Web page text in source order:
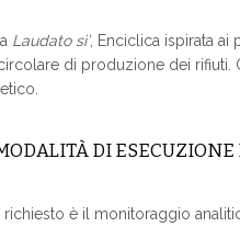
Laudato sì’, Enciclica ispirata
di produzione dei rifiuti.
DI ESECUZIONE
è il monitoraggio